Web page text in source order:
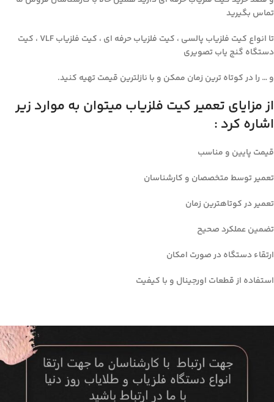
تماس بگیرید
تا انواع کیت فلزیاب پالسی ، کیت فلزیاب حرفه ای ، کیت فلزیاب VLF ، کیت
دستگاه گنج یاب تصویری
و … را در کوتاه ترین زمان ممکن و با نازلترین قیمت تهیه کنید.
از مزایای تعمیر کیت فلزیاب میتوان به موارد زیر
اشاره کرد :
قیمت پایین و مناسب
تعمیر توسط متخصصان و کارشناسان
تعمیر در کوتاهترین زمان
تضمین عملکرد صحیح
ارتقاء دستگاه در صورت امکان
استفاده از قطعات اورجینال و با کیفیت